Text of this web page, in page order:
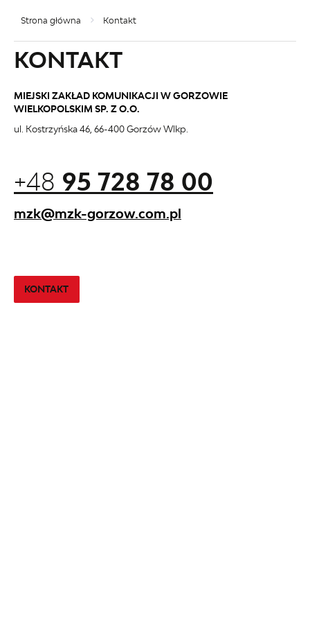
Strona główna Kontakt
KONTAKT
MIEJSKI ZAKŁAD KOMUNIKACJI W GORZOWIE
WIELKOPOLSKIM SP. Z O.O.
ul. Kostrzyńska 46, 66-400 Gorzów Wlkp.
+48 95 728 78 00
mzk@mzk-gorzow.com.pl
KONTAKT